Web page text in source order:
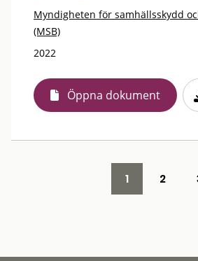
Myndigheten för samhällsskydd
(MSB)
2022
Öppna dokument
1 2